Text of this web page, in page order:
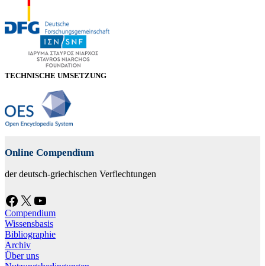
TECHNISCHE UMSETZUNG
Online Compendium
der deutsch-griechischen Verflechtungen
Facebook X YouTube
Compendium
Wissensbasis
Bibliographie
Archiv
Über uns